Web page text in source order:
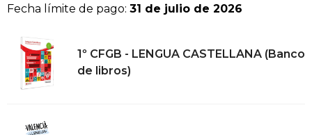
Fecha límite de pago: 31 de julio de 2026
1º CFGB - LENGUA CASTELLANA (Banco
de libros)